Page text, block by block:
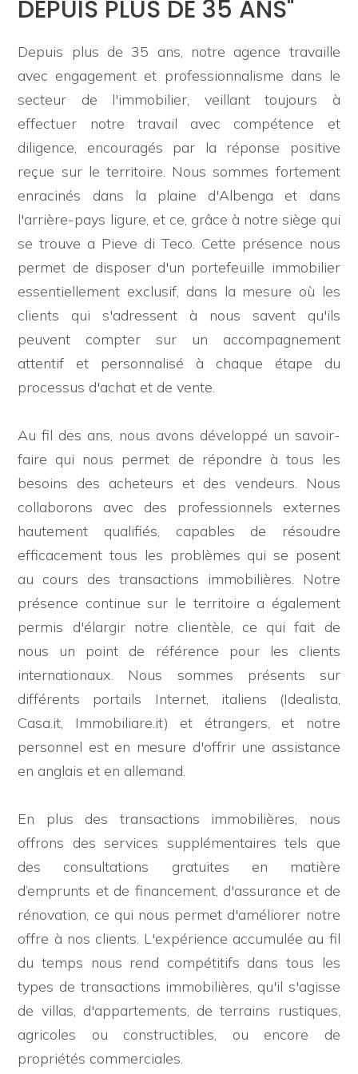
DEPUIS PLUS DE 35 ANS"
Depuis plus de 35 ans, notre agence travaille
avec engagement et professionnalisme dans le
secteur de l'immobilier, veillant toujours à
effectuer notre travail avec compétence et
diligence, encouragés par la réponse positive
reçue sur le territoire. Nous sommes fortement
enracinés dans la plaine d'Albenga et dans
l'arrière-pays ligure, et ce, grâce à notre siège qui
se trouve a Pieve di Teco. Cette présence nous
permet de disposer d'un portefeuille immobilier
essentiellement exclusif, dans la mesure où les
clients qui s'adressent à nous savent qu'ils
peuvent compter sur un accompagnement
attentif et personnalisé à chaque étape du
processus d'achat et de vente.
Au fil des ans, nous avons développé un savoir-
faire qui nous permet de répondre à tous les
besoins des acheteurs et des vendeurs. Nous
collaborons avec des professionnels externes
hautement qualifiés, capables de résoudre
efficacement tous les problèmes qui se posent
au cours des transactions immobilières. Notre
présence continue sur le territoire a également
permis d'élargir notre clientèle, ce qui fait de
nous un point de référence pour les clients
internationaux. Nous sommes présents sur
différents portails Internet, italiens (Idealista,
Casa.it, Immobiliare.it) et étrangers, et notre
personnel est en mesure d'offrir une assistance
en anglais et en allemand.
En plus des transactions immobilières, nous
offrons des services supplémentaires tels que
des consultations gratuites en matière
d’emprunts et de financement, d'assurance et de
rénovation, ce qui nous permet d'améliorer notre
offre à nos clients. L'expérience accumulée au fil
du temps nous rend compétitifs dans tous les
types de transactions immobilières, qu'il s'agisse
de villas, d'appartements, de terrains rustiques,
agricoles ou constructibles, ou encore de
propriétés commerciales.
AVEC
NOUS
CONTACTS
-
choix
multiple
N'importe lequel
Chambres
minimales
de
bains
minimales
Chambres
minimales
Chambres minimales
Plus
d'options
-
choix